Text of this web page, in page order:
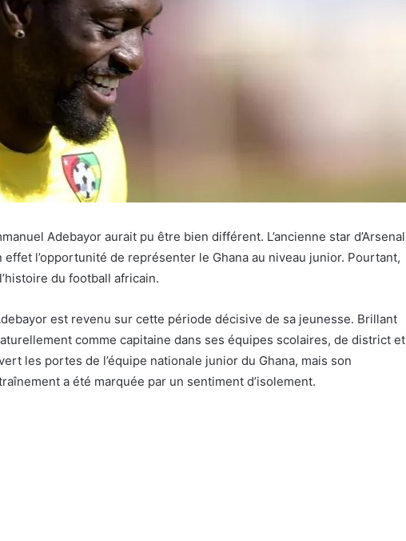
Adebayor aurait pu être bien différent. L’ancienne star d’Arsenal
l’opportunité de représenter le Ghana au niveau junior. Pourtant,
du football africain.
est revenu sur cette période décisive de sa jeunesse. Brillant
comme capitaine dans ses équipes scolaires, de district et
les portes de l’équipe nationale junior du Ghana, mais son
a été marquée par un sentiment d’isolement.